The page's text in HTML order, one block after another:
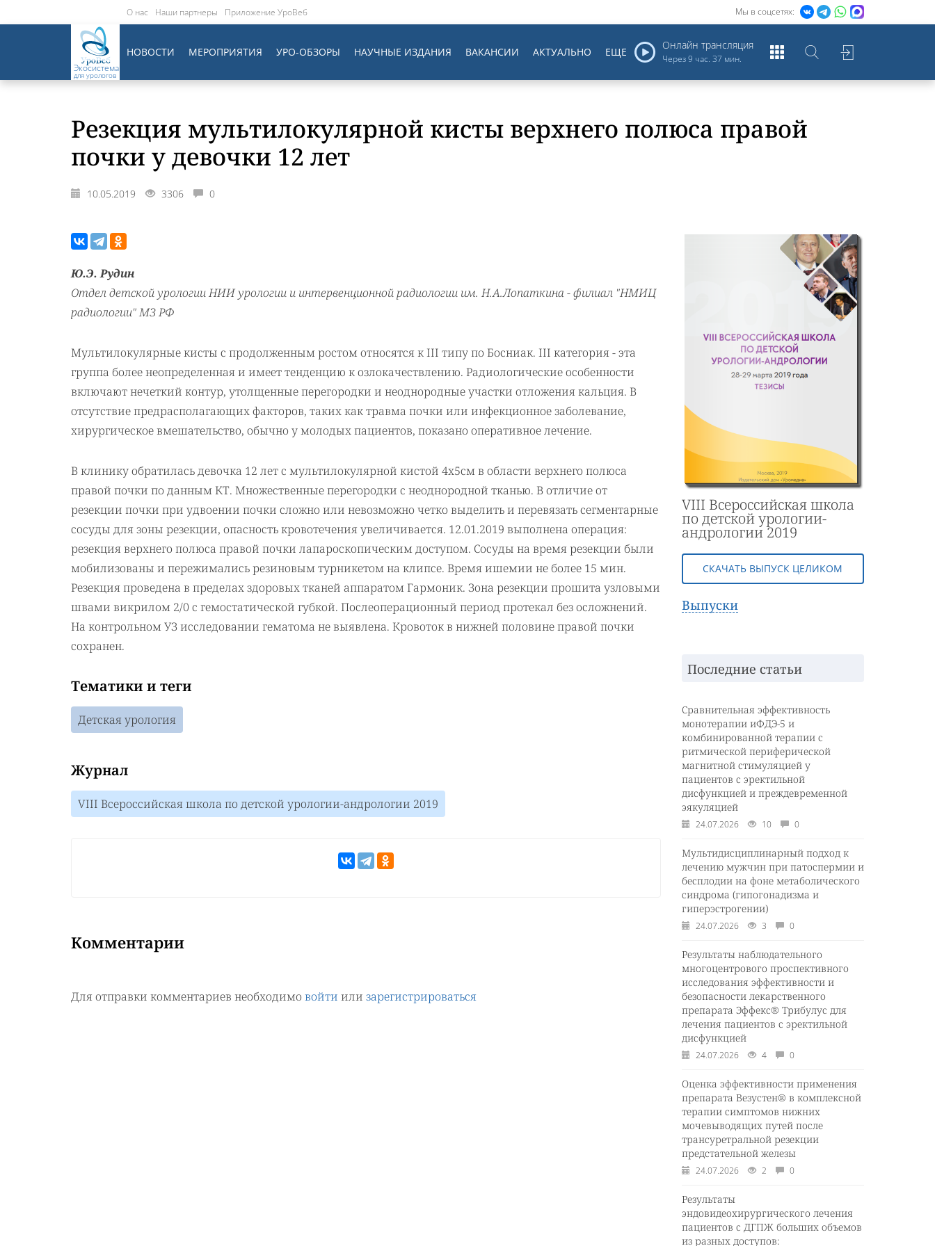
Мы в соцсетях:
О нас Наши партнеры Приложение УроВеб
Экосистема
для урологов
Онлайн трансляция
Через9 час. 37 мин.
НОВОСТИ МЕРОПРИЯТИЯ УРО-ОБЗОРЫ НАУЧНЫЕ ИЗДАНИЯ ВАКАНСИИ АКТУАЛЬНО ЕЩЕ
Резекция мультилокулярной кисты верхнего полюса правой
почки у девочки 12 лет
10.05.2019 3306 0
Ю.Э. Рудин
Отдел детской урологии НИИ урологии и интервенционной радиологии им. Н.А.Лопаткина - филиал "НМИЦ
радиологии" МЗ РФ
Мультилокулярные кисты с продолженным ростом относятся к III типу по Босниак. III категория - эта
группа более неопределенная и имеет тенденцию к озлокачествлению. Радиологические особенности
включают нечеткий контур, утолщенные перегородки и неоднородные участки отложения кальция. В
отсутствие предрасполагающих факторов, таких как травма почки или инфекционное заболевание,
хирургическое вмешательство, обычно у молодых пациентов, показано оперативное лечение.
В клинику обратилась девочка 12 лет с мультилокулярной кистой 4х5см в области верхнего полюса
правой почки по данным КТ. Множественные перегородки с неоднородной тканью. В отличие от
резекции почки при удвоении почки сложно или невозможно четко выделить и перевязать сегментарные
сосуды для зоны резекции, опасность кровотечения увеличивается. 12.01.2019 выполнена операция:
резекция верхнего полюса правой почки лапароскопическим доступом. Сосуды на время резекции были
мобилизованы и пережимались резиновым турникетом на клипсе. Время ишемии не более 15 мин.
Резекция проведена в пределах здоровых тканей аппаратом Гармоник. Зона резекции прошита узловыми
швами викрилом 2/0 с гемостатической губкой. Послеоперационный период протекал без осложнений.
На контрольном УЗ исследовании гематома не выявлена. Кровоток в нижней половине правой почки
сохранен.
Тематики и теги
Детская урология
Журнал
VIII Всероссийская школа по детской урологии-андрологии 2019
Комментарии
Для отправки комментариев необходимо войти или зарегистрироваться
VIII Всероссийская школа
по детской урологии-
андрологии 2019
СКАЧАТЬ ВЫПУСК ЦЕЛИКОМ
Выпуски
Последние статьи
Сравнительная эффективность
монотерапии иФДЭ-5 и
комбинированной терапии с
ритмической периферической
магнитной стимуляцией у
пациентов с эректильной
дисфункцией и преждевременной
эякуляцией
24.07.2026 10 0
Мультидисциплинарный подход к
лечению мужчин при патоспермии и
бесплодии на фоне метаболического
синдрома (гипогонадизма и
гиперэстрогении)
24.07.2026 3 0
Результаты наблюдательного
многоцентрового проспективного
исследования эффективности и
безопасности лекарственного
препарата Эффекс® Трибулус для
лечения пациентов с эректильной
дисфункцией
24.07.2026 4 0
Оценка эффективности применения
препарата Везустен® в комплексной
терапии симптомов нижних
мочевыводящих путей после
трансуретральной резекции
предстательной железы
24.07.2026 2 0
Результаты
эндовидеохирургического лечения
пациентов с ДГПЖ больших объемов
из разных доступов: